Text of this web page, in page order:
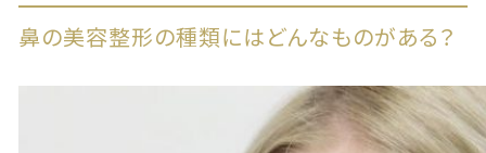
鼻の美容整形の種類にはどんなものがある？